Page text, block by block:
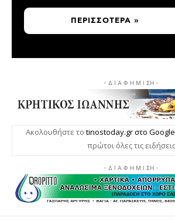
ΠΕΡΙΣΣΌΤΕΡΑ »
- Δ Ι Α Φ Η Μ Ι ΣΗ -
Ακολουθήστε το tinostoday.gr στο
πρώτοι όλες τις ειδήσεις
- Δ Ι Α Φ Η Μ Ι ΣΗ -